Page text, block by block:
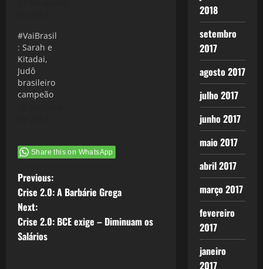
#VaiBrasil
: Sarah e
Kitadai,
Judô
brasileiro
campeão
Share this on WhatsApp
P
o
s
Previous:
Crise 2.0: A Barbárie Grega
Next:
Crise 2.0: BCE exige – Diminuam os
Salários
2018
setembro
2017
agosto 2017
julho 2017
junho 2017
maio 2017
abril 2017
março 2017
fevereiro
2017
janeiro
2017